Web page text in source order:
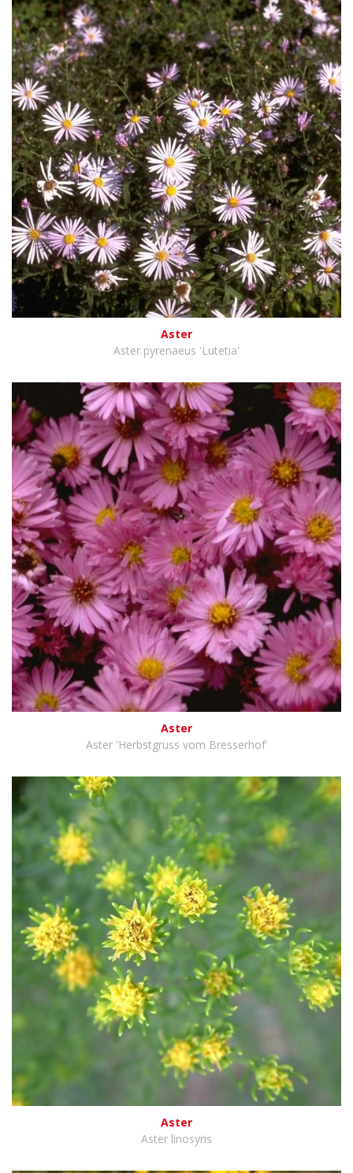
Aster
Aster pyrenaeus 'Lutetia'
Aster
Aster 'Herbstgruss vom Bresserhof'
Aster
Aster linosyris